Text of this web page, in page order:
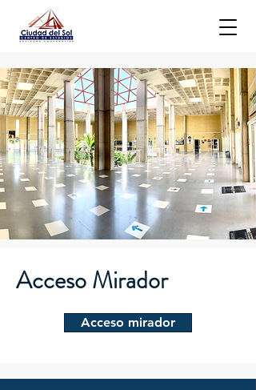
Acceso Mirador
Acceso mirador